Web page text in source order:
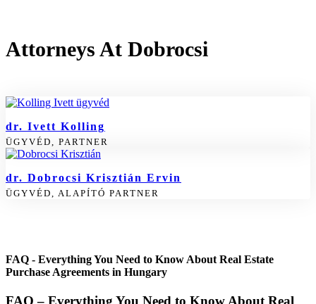
Attorneys At Dobrocsi
dr. Ivett Kolling
ÜGYVÉD, PARTNER
dr. Dobrocsi Krisztián Ervin
ÜGYVÉD, ALAPÍTÓ PARTNER
FAQ - Everything You Need to Know About Real Estate
Purchase Agreements in Hungary
FAQ – Everything You Need to Know About Real